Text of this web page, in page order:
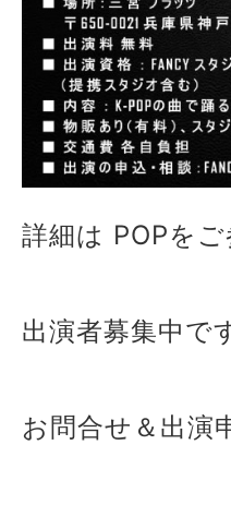
詳細は POPを
出演者募集中で
お問合せ＆出演